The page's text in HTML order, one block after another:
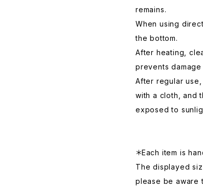
remains.
When using
the bottom.
After heating,
prevents
After regular
with a cloth, and
exposed to
＊Each item is
The displayed
please be aware